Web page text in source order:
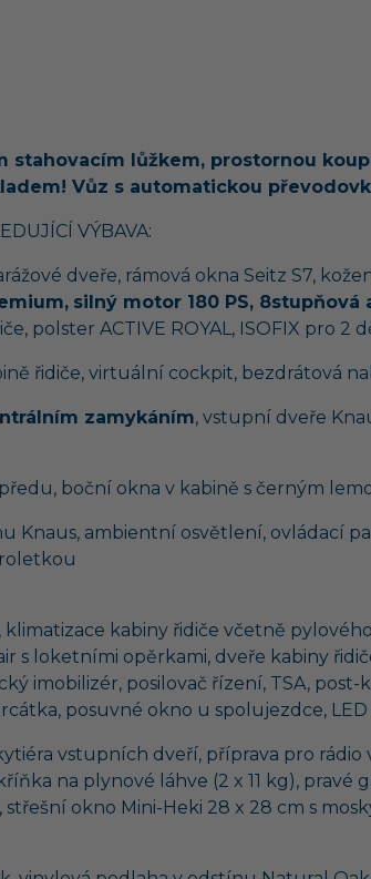
stahovacím lůžkem, prostornou
Vůz s automatickou
VÝBAVA:
dveře, rámová okna Seitz S7,
silný motor 180 PS,
polster ACTIVE ROYAL, ISOFIX pro 2
řidiče, virtuální cockpit, bezdrátová
zamykáním, vstupní dveře
boční okna v kabině s černým
Knaus, ambientní osvětlení, ovládací
kabiny řidiče včetně
s loketními opěrkami, dveře kabiny
imobilizér, posilovač řízení, TSA,
posuvné okno u spolujezdce,
vstupních dveří, příprava pro
na plynové láhve (2 x 11 kg),
okno Mini-Heki 28 x 28 cm s